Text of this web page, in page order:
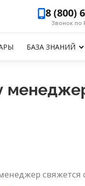
8 (800)
Звонок по
БАЗА ЗНАНИЙ